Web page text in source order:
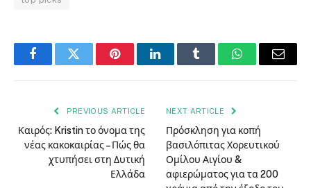
FacebookTwitter PinterestLinkedInTumblr WhatsAppEmail
PREVIOUS ARTICLE
Καιρός: Kristin το όνομα της
νέας κακοκαιρίας – Πώς θα
χτυπήσει στη Δυτική
Ελλάδα
NEXT ARTICLE
Πρόσκληση για κοπή
βασιλόπιτας Χορευτικού
Ομίλου Αιγίου &
αφιερώματος για τα 200